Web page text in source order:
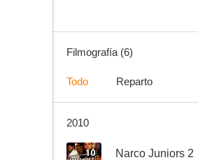
Filmografía (6)
Todo Reparto
2010
10 Narco Juniors 2